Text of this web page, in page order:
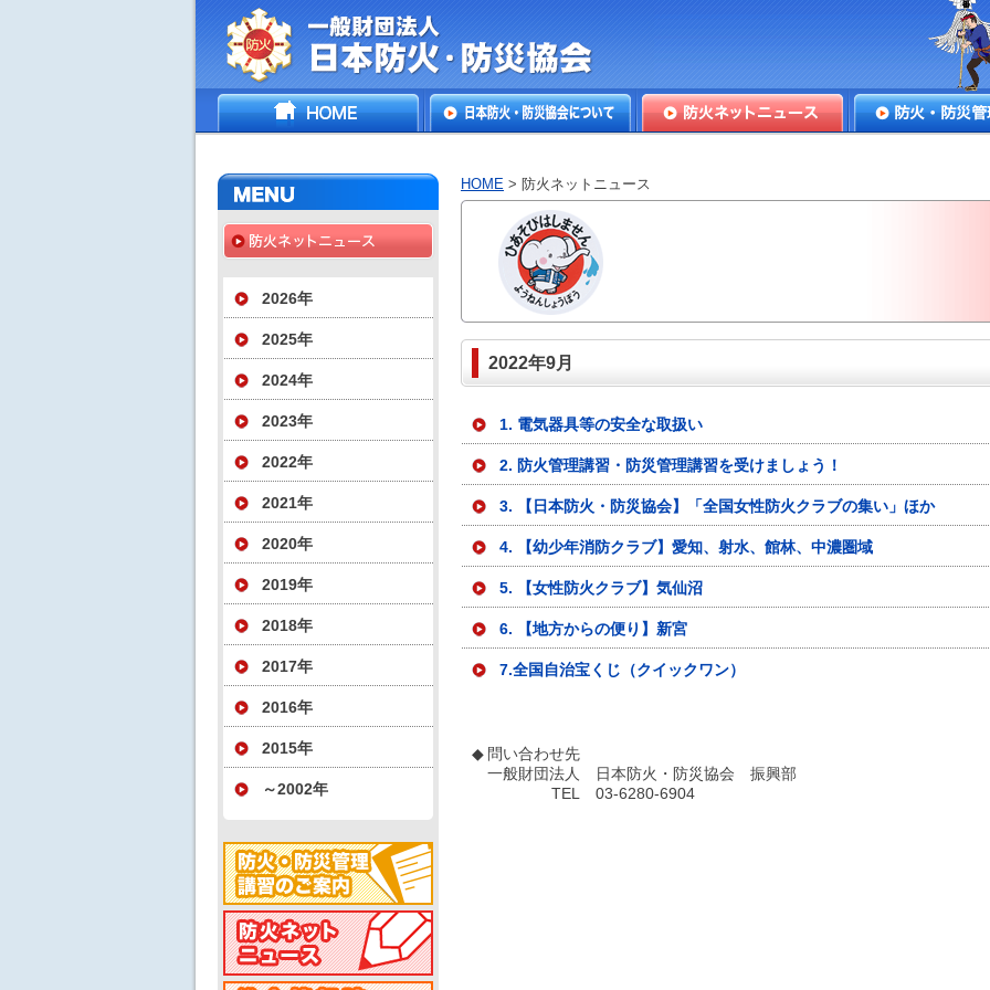
一般財団法人日本防火・防
HOME
2026年
2025年
2024年
2023年
2022年
2021年
2020年
2019年
2018年
2017年
2016年
2015年
～2002年
HOME > 防火ネットニュース
2022年9月
1. 電気器具等の安全な取扱い
2. 防火管理講習・防災管理講習を受けましょう！
3. 【日本防火・防災協会】「全国女性防火クラブの集い」ほか
4. 【幼少年消防クラブ】愛知、射水、館林、中濃圏域
5. 【女性防火クラブ】気仙沼
6. 【地方からの便り】新宮
7.全国自治宝くじ（クイックワン）
◆ 問い合わせ先
一般財団法人
日本防火・防災協会 振興部
TEL
03-6280-6904